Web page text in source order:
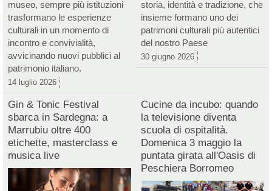
museo, sempre più istituzioni
trasformano le esperienze
culturali in un momento di
incontro e convivialità,
avvicinando nuovi pubblici al
patrimonio italiano.
14 luglio 2026
storia, identità e tradizione, che
insieme formano uno dei
patrimoni culturali più autentici
del nostro Paese
30 giugno 2026
Gin & Tonic Festival
sbarca in Sardegna: a
Marrubiu oltre 400
etichette, masterclass e
musica live
Cucine da incubo: quando
la televisione diventa
scuola di ospitalità.
Domenica 3 maggio la
puntata girata all'Oasis di
Peschiera Borromeo